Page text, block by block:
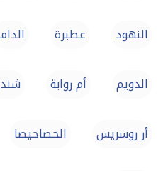
النهود عطبرة
الدويم أم روابة
أر روسريس الحصاحيصا